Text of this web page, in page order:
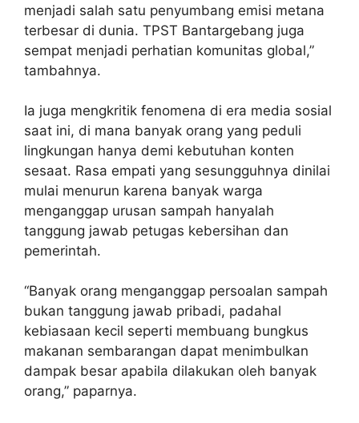
menjadi salah satu penyumbang emisi metana
terbesar di dunia. TPST Bantargebang juga
sempat menjadi perhatian komunitas global,”
tambahnya.
Ia juga mengkritik fenomena di era media sosial
saat ini, di mana banyak orang yang peduli
lingkungan hanya demi kebutuhan konten
sesaat. Rasa empati yang sesungguhnya dinilai
mulai menurun karena banyak warga
menganggap urusan sampah hanyalah
tanggung jawab petugas kebersihan dan
pemerintah.
“Banyak orang menganggap persoalan sampah
bukan tanggung jawab pribadi, padahal
kebiasaan kecil seperti membuang bungkus
makanan sembarangan dapat menimbulkan
dampak besar apabila dilakukan oleh banyak
orang,” paparnya.